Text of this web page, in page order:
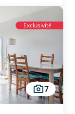
Exclusivité
7